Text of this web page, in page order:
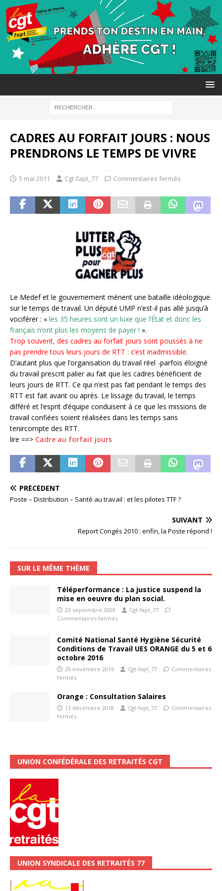
CADRES AU FORFAIT JOURS : NOUS
PRENDRONS LE TEMPS DE VIVRE
5 mai 2011 Cgt-fapt_77 Commentaires fermés
Le Medef et le gouvernement mènent une bataille idéologique
sur le temps de travail. Un député UMP n’est-il pas allé jusqu’à
vociférer : « les 35 heures sont un luxe que l’État et donc les
français n’ont plus les moyens de payer ! ».
Trop souvent, des cadres au forfait jours sont poussés à ne
pas prendre tous leurs jours de RTT : c’est inadmissible.
D’autant plus que l’organisation du travail réel -parfois éloigné
du travail prescrit palier au fait que les cadres bénéficient de
leurs jours de RTT. Ce qui n’est pas fait pendant le temps des
RTT est fait avant ou après. Le lissage du travail, le temps
différé et l’esprit d’équipe conduisent à ce que les missions de
travail confiées soient réalisées dans les temps sans
tenircompte des RTT.
lire ==> Cadre au forfait jours
PRÉCÉDENT
Poste – Distribution – Santé au travail : et les pilotes TTF ?
SUIVANT
Report Congés 2010 : enfin, la Poste répond !
SUR LE MÊME THÈME
Téléperformance : La justice suspend la
mise en oeuvre du plan social.
23 septembre 2009
Cgt-fapt_77
Commentaires fermés
Comité National Santé Hygiène Sécurité
Conditions de Travail UES ORANGE du 5 et 6
octobre 2016
29 novembre 2016 Cgt-fapt_77
Commentaires
fermés
Orange : Consultation Salaires
13 décembre 2018 Cgt-fapt_77
Commentaires
fermés
UNION CONFÉDÉRALE DES RETRAITÉS CGT
UNION SYNDICALE DES RETRAITÉS 77